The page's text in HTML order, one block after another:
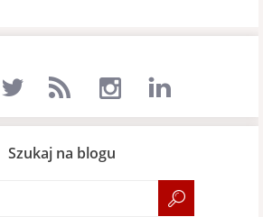
Szukaj na blogu